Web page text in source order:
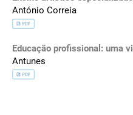
António Correia
Educação profissional: uma
Antunes